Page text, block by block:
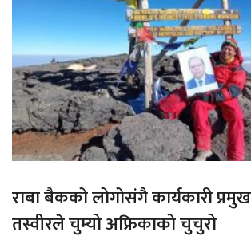
राबा बैकको लोगोसंगै कार्यकारी
तस्वीरले चुम्यो अफ्रिकाको चुचुरो